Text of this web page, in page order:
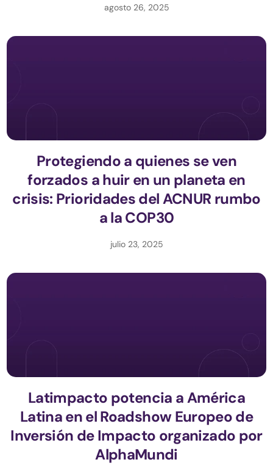
agosto 26, 2025
Protegiendo a quienes se ven
forzados a huir en un planeta en
crisis: Prioridades del ACNUR rumbo
a la COP30
julio 23, 2025
Latimpacto potencia a América
Latina en el Roadshow Europeo de
Inversión de Impacto organizado por
AlphaMundi